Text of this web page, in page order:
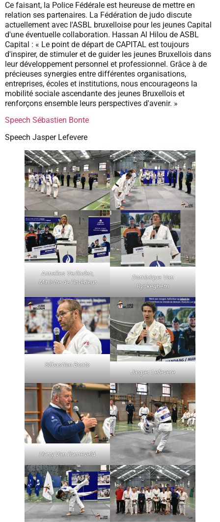
Ce faisant, la Police Fédérale est heureuse de mettre en
relation ses partenaires. La Fédération de judo discute
actuellement avec l'ASBL bruxelloise pour les jeunes Capital
d'une éventuelle collaboration. Hassan Al Hilou de ASBL
Capital : « Le point de départ de CAPITAL est toujours
d'inspirer, de stimuler et de guider les jeunes Bruxellois dans
leur développement personnel et professionnel. Grâce à de
précieuses synergies entre différentes organisations,
entreprises, écoles et institutions, nous encourageons la
mobilité sociale ascendante des jeunes Bruxellois et
renforçons ensemble leurs perspectives d'avenir. »
Speech Sébastien Bonte
Speech Jasper Lefevere
Annelies Verlinden,
Ministre de l'Intérieur
Dominique Van
Ryckeghem
Sébastien Bonte
Jasper Lefevere
Harry Van Barneveld